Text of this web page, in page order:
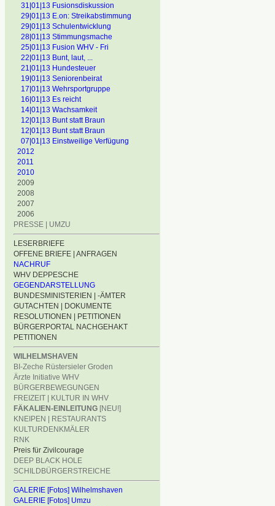
31|01|13 Fusionsdiskussion
29|01|13 E.on: Streikabstimmung
29|01|13 Schulentwicklung
28|01|13 Stimmungsmache
25|01|13 Fusion WHV - Fri
22|01|13 Bunt, laut, ...
21|01|13 Hundesteuer
19|01|13 Seniorenbeirat
17|01|13 Wehrsportgruppe
16|01|13 Es reicht
14|01|13 Wachsamkeit
12|01|13 Bunt statt Braun
12|01|13 Bunt statt Braun
07|01|13 Einstweilige Verfügung
2012
2011
2010
2009
2008
2007
2006
PRESSE | UMZU
LESERBRIEFE
OFFENE BRIEFE | ANFRAGEN
NACHRUF
WHV DEPPESCHE
GEGENDARSTELLUNG
BUNDESMINISTERIEN | -ÄMTER
GUTACHTEN | DOKUMENTE
RESOLUTIONEN | PETITIONEN
BÜRGERPORTAL NACHGEHAKT
PETITIONEN
WILHELMSHAVEN
BI-Zeche Rüstersieler Groden
Ärzte Initiative WHV
BÜRGERBEWEGUNGEN
FREIZEIT | KULTUR IN WHV
FÄKALIEN-EINLEITUNG [NEU!]
KNEIPEN | RESTAURANTS
KULTURDENKMÄLER
RNK
Preis für Zivilcourage
DEEP BLACK HOLE
SCHILDBÜRGERSTREICHE
GALERIE [Fotos] Wilhelmshaven
GALERIE [Fotos] Umzu